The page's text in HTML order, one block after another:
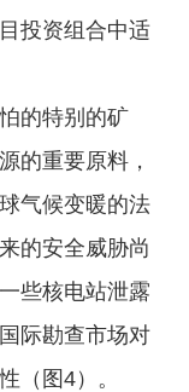
投资组合中适
的特别的矿
的重要原料，
气候变暖的法
的安全威胁尚
些核电站泄露
际勘查市场对
（图4）。